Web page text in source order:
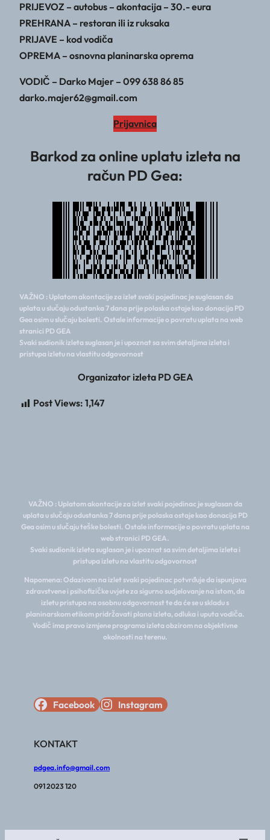
PRIJEVOZ – autobus – akontacija – 30.- eura
PREHRANA – restoran ili iz ruksaka
PRIJAVE – kod vodiča
OPREMA – osnovna planinarska oprema
VODIČ – Darko Majer – 099 638 86 85
darko.majer62@gmail.com
Prijavnica
Barkod za online uplatu izleta na
račun PD Gea:
VAŽNO : Uplatom akontacije za izlet svaki pojedinac je suglasan da
uplata u slučaju odustanka 7 dana prije polaska ostaje kao donacija PD
Gea osim u slučaju bolesti. Ostale informacije o povratu uplata na web
stranici PD GEA
Svaki sudionik izleta suglasan je i upoznat sa svim detaljima izleta i
pristupa izletu na vlastitu odgovornost
Organizator izleta PD GEA
Post Views: 1,147
VAŽNO : Uplatom akontacije za izlet svaki pojedinac je suglasan da
uplata u slučaju odustanka 7 dana prije polaska ostaje kao donacija PD
Gea osim u slučaju teške bolesti. Ostale informacije o povratu uplata na
web stranici PD GEA.
Svaki sudionik izleta suglasan je i upoznat sa svim detaljima izleta i
pristupa izletu na vlastitu odgovornost
Napomena: Odazivom na izlet svaki pojedinac potvrđuje da ispunjava
zdravstvene i psihofizičke uvjete za sigurno sudjelovanje na istom, da
izletu pristupa na osobnu odgovornost te da će se u skladu s
planinarskom etikom pridržavati plana izleta, odluka i uputa vodiča.
Vodič ima pravo izmjene programa izleta obzirom na objektivne
okolnosti na terenu.
Facebook Instagram
KONTAKT
pdgea.info@gmail.com
091 2023 120